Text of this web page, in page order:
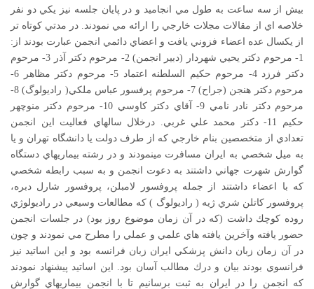
بيش از سه ساعت به طول مي انجاميد و در پايان جلسه نيز يكي دو نفر
خلاصه اي از مقالات مجلات خارجي را ارائه مي نمودند. در مدتي كوتاه تر
از يكسال عده اعضاء فزوني يافت و اعضاي دائمي انجمن عبارت بودند از:
1- مرحوم دكتر يحيي شهردار (دبير انجمن) 2- مرحوم دكتر آذر 3- مرحوم
دكتر فرزد 4- مرحوم حكيم السلطنه اعتماد 5- مرحوم دكتر مظاهر 6-
مرحوم دكتر هنجن (جراح) 7- مرحوم پرفسور عباس ملكي( راديولوگ) 8-
مرحوم دكتر نادر نامي 9- آقاي دكتر كاوسي 10- مرحوم دكتر منوچهر
حكيم 11- دكتر محمد علي غربي. درخلال سالهاي فعاليت اين انجمن
تعدادي از متخصصين بنام خارجي كه از طرف دولت يا دانشگاه تهران و يا
به ميل شخصي به ايران مسافرت مينمودند و در رشته بيماريهاي دستگاه
گوارش شهرت جهاني داشتند به دعوت انجمن و به سبب رابطه شخصي
كه با اعضاء داشتند از جمله پروفسور لامبلن، پروفسور شارل دبره،
پروفسور كاتلن شري ژيه ( راديولوگ ) كه مطالعات وسيعي در راديولوژي
روده كوچك داشت (كه در آن زمان موضوع روز بود) در جلسات انجمن
حضور يافته وآخرين يافته هاي علمي و عملي را مطرح مي نمودند و چون
در آن زمان زبان دانش پزشكي ايران زبان فرانسه بود و اين اساتيد نيز
فرانسوي بودند بيان و درك مطالب آسان بود. اين اساتيد پيشنهاد نمودند
كه انجمن را در ايران به ثبت برسانيم تا با انجمن بيماريهاي گوارش